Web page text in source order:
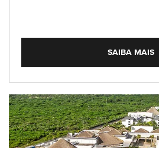
SAIBA MAIS